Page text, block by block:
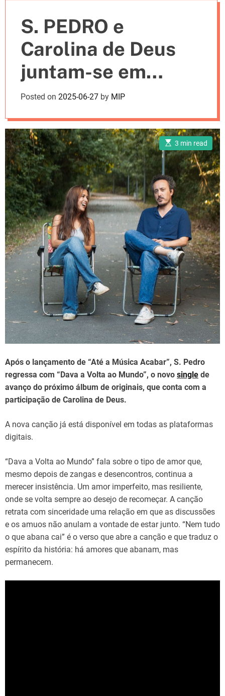
s
S. PEDRO e
Carolina de Deus
juntam-se em
“Dava a Volta ao
Mundo”
Posted on 2025-06-27 by MIP
E
s
t
m
a
t
e
d
r
e
a
d
t
i
m
e
3 min read
Após o lançamento de “Até a Música Acabar”, S. Pedro
regressa com “Dava a Volta ao Mundo”, o novo single de
avanço do próximo álbum de originais, que conta com a
participação de Carolina de Deus.
A nova canção já está disponível em todas as plataformas
digitais.
“Dava a Volta ao Mundo” fala sobre o tipo de amor que,
mesmo depois de zangas e desencontros, continua a
merecer insistência. Um amor imperfeito, mas resiliente,
onde se volta sempre ao desejo de recomeçar. A canção
retrata com sinceridade uma relação em que as discussões
e os amuos não anulam a vontade de estar junto. “Nem tudo
o que abana cai” é o verso que abre a canção e que traduz o
espírito da história: há amores que abanam, mas
permanecem.